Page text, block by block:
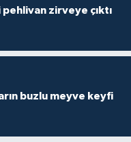
pehlivan zirveye çıktı
buzlu meyve keyfi